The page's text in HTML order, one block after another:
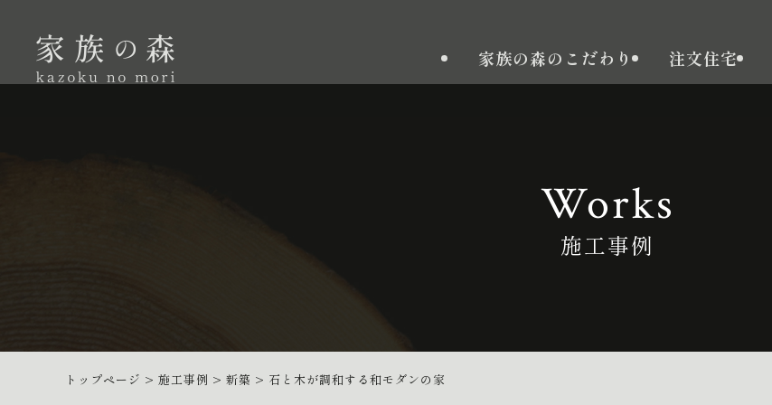
家族の森のこだわり 注文住宅
Works
施工事例
トップページ > 施工事例 > 新築 > 石と木が調和する和モダンの家